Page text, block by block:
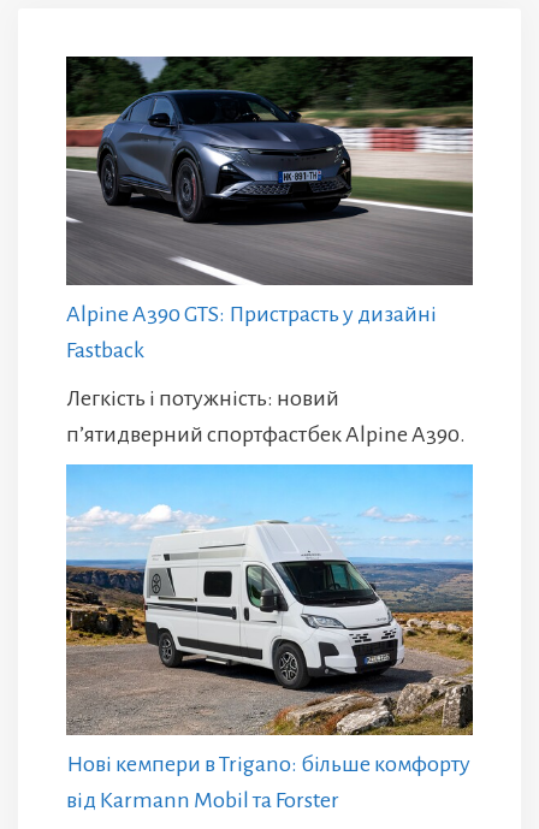
Alpine A390 GTS: Пристрасть у дизайні
Fastback
Легкість і потужність: новий
п’ятидверний спортфастбек Alpine A390.
Нові кемпери в Trigano: більше комфорту
від Karmann Mobil та Forster